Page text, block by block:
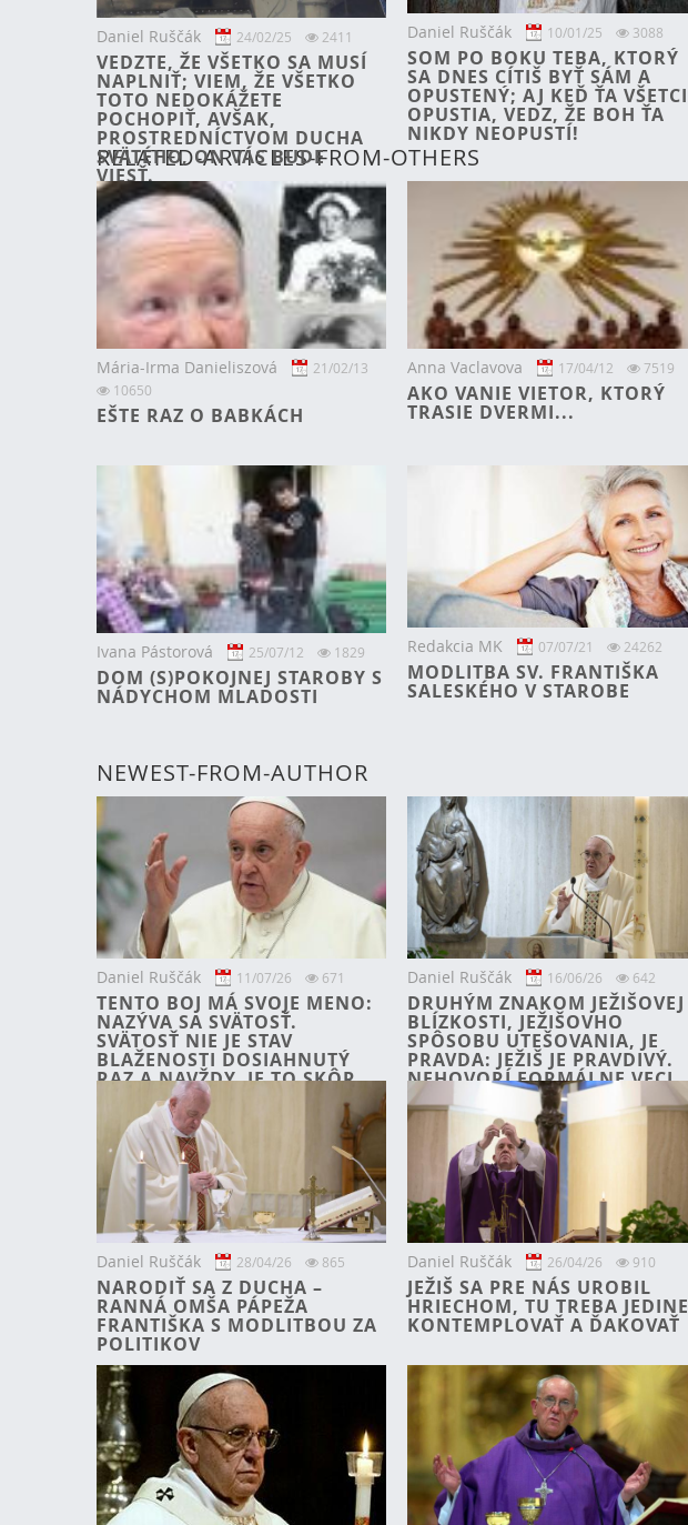
Daniel Ruščák 24/02/25 2411
VEDZTE, ŽE VŠETKO SA MUSÍ
NAPLNIŤ; VIEM, ŽE VŠETKO
TOTO NEDOKÁŽETE
POCHOPIŤ, AVŠAK,
PROSTREDNÍCTVOM DUCHA
SVÄTÉHO, ON VÁS BUDE
VIESŤ.
Daniel Ruščák 10/01/25 3088
SOM PO BOKU TEBA, KTORÝ
SA DNES CÍTIŠ BYŤ SÁM A
OPUSTENÝ; AJ KEĎ ŤA VŠETCI
OPUSTIA, VEDZ, ŽE BOH ŤA
NIKDY NEOPUSTÍ!
RELATED-ARTICLES-FROM-OTHERS
Mária-Irma Danieliszová
21/02/13
10650
EŠTE RAZ O BABKÁCH
Anna Vaclavova 17/04/12 7519
AKO VANIE VIETOR, KTORÝ
TRASIE DVERMI...
Ivana Pástorová 25/07/12 1829
DOM (S)POKOJNEJ STAROBY S
NÁDYCHOM MLADOSTI
Redakcia MK 07/07/21 24262
MODLITBA SV. FRANTIŠKA
SALESKÉHO V STAROBE
NEWEST-FROM-AUTHOR
Daniel Ruščák 11/07/26 671
TENTO BOJ MÁ SVOJE MENO:
NAZÝVA SA SVÄTOSŤ.
SVÄTOSŤ NIE JE STAV
BLAŽENOSTI DOSIAHNUTÝ
RAZ A NAVŽDY, JE TO SKÔR
NEUSTÁLA, NEÚNAVNÁ
TÚŽBA ZOSTAŤ PRIPÚTA
Daniel Ruščák 16/06/26 642
DRUHÝM ZNAKOM JEŽIŠOVEJ
BLÍZKOSTI, JEŽIŠOVHO
SPÔSOBU UTEŠOVANIA, JE
PRAVDA: JEŽIŠ JE PRAVDIVÝ.
NEHOVORÍ FORMÁLNE VECI,
KTORÉ SÚ KLAMSTVOM... .
Daniel Ruščák 28/04/26 865
NARODIŤ SA Z DUCHA –
RANNÁ OMŠA PÁPEŽA
FRANTIŠKA S MODLITBOU ZA
POLITIKOV
Daniel Ruščák 26/04/26 910
JEŽIŠ SA PRE NÁS UROBIL
HRIECHOM, TU TREBA JEDINE
KONTEMPLOVAŤ A ĎAKOVAŤ